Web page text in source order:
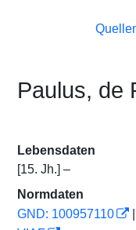
Paulus, de
Lebensdaten
[15. Jh.] –
Normdaten
GND: 100957110